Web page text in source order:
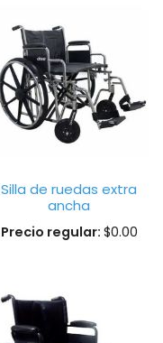
Silla de ruedas extra
ancha
Precio regular: $0.00